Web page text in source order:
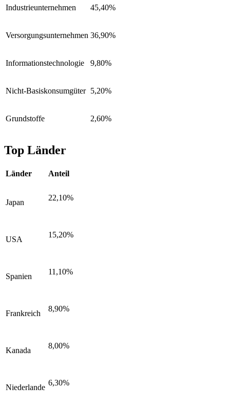
Industrieunternehmen 45,40%
Versorgungsunternehmen 36,90%
Informationstechnologie 9,80%
Nicht-Basiskonsumgüter 5,20%
Grundstoffe 2,60%
Top Länder
Länder Anteil
Japan
22,10%
USA
15,20%
Spanien
11,10%
Frankreich
8,90%
Kanada
8,00%
Niederlande
6,30%